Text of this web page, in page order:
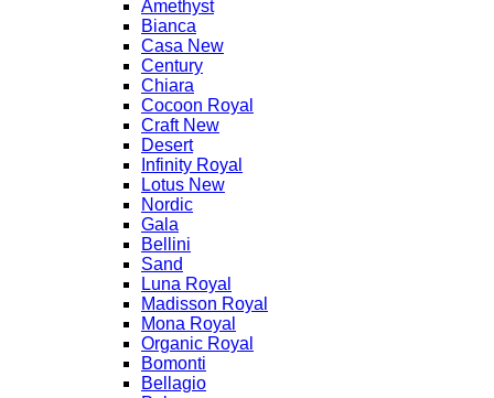
Amethyst
Bianca
Casa New
Century
Chiara
Cocoon Royal
Craft New
Desert
Infinity Royal
Lotus New
Nordic
Gala
Bellini
Sand
Luna Royal
Madisson Royal
Mona Royal
Organic Royal
Bomonti
Bellagio